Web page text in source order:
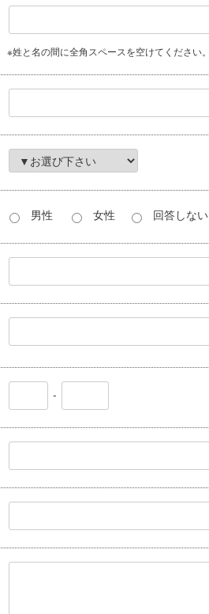
※姓と名の間に全角スペースを空けてください。
男性 女性 回答しない
-